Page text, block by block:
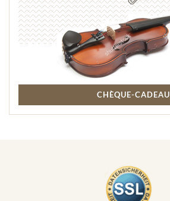
CHÈQUE-CADEAU